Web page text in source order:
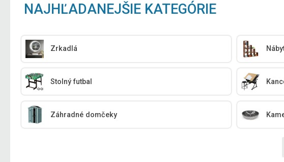
NAJHĽADANEJŠIE KATEGÓRIE
Zrkadlá
Stolný futbal
Záhradné domčeky